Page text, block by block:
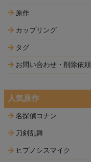
原作
カップリング
タグ
お問い合わせ・削除依頼
人気原作
名探偵コナン
刀剣乱舞
ヒプノシスマイク